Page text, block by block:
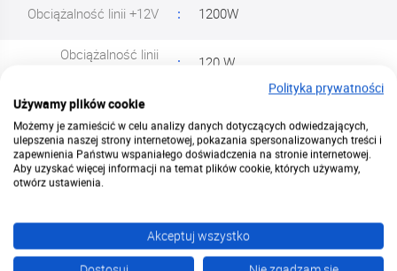
Obciążalność linii +12V 1200W
Obciążalność linii
120 W
Liczba złącz PCI-E
Liczba złącz SATA 8
Liczba złącz Molex
Pozostałe złącza
ATX 20+4-pin
EPS 2x 4+4pin
Polityka prywatności
Używamy plików cookie
Możemy je zamieścić w celu analizy danych dotyczących odwiedzających,
ulepszenia naszej strony internetowej, pokazania spersonalizowanych treści i
zapewnienia Państwu wspaniałego doświadczenia na stronie internetowej.
Aby uzyskać więcej informacji na temat plików cookie, których używamy,
otwórz ustawienia.
Akceptuj wszystko